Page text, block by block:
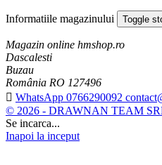
Informatiile magazinului Toggle
Magazin online hmshop.ro
Dascalesti
Buzau
România RO 127496
 WhatsApp 0766290092
© 2026 - DRAWNAN TEAM
Se incarca...
Inapoi la inceput